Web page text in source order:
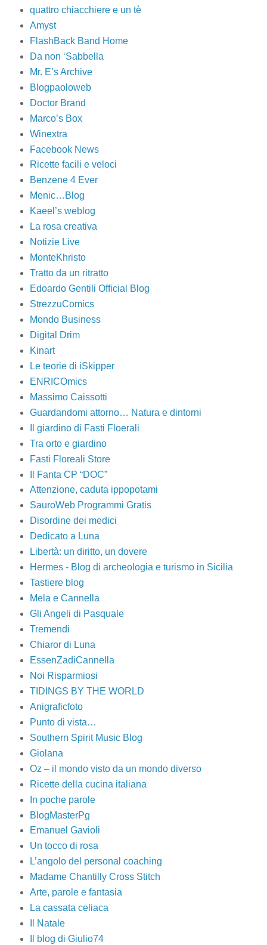
quattro chiacchiere e un tè
Amyst
FlashBack Band Home
Da non ‘Sabbella
Mr. E’s Archive
Blogpaoloweb
Doctor Brand
Marco’s Box
Winextra
Facebook News
Ricette facili e veloci
Benzene 4 Ever
Menic…Blog
Kaeel’s weblog
La rosa creativa
Notizie Live
MonteKhristo
Tratto da un ritratto
Edoardo Gentili Official Blog
StrezzuComics
Mondo Business
Digital Drim
Kinart
Le teorie di iSkipper
ENRICOmics
Massimo Caissotti
Guardandomi attorno… Natura e dintorni
Il giardino di Fasti Floerali
Tra orto e giardino
Fasti Floreali Store
Il Fanta CP “DOC”
Attenzione, caduta ippopotami
SauroWeb Programmi Gratis
Disordine dei medici
Dedicato a Luna
Libertà: un diritto, un dovere
Hermes - Blog di archeologia e turismo in Sicilia
Tastiere blog
Mela e Cannella
Gli Angeli di Pasquale
Tremendi
Chiaror di Luna
EssenZadiCannella
Noi Risparmiosi
TIDINGS BY THE WORLD
Anigraficfoto
Punto di vista…
Southern Spirit Music Blog
Giolana
Oz – il mondo visto da un mondo diverso
Ricette della cucina italiana
In poche parole
BlogMasterPg
Emanuel Gavioli
Un tocco di rosa
L’angolo del personal coaching
Madame Chantilly Cross Stitch
Arte, parole e fantasia
La cassata celiaca
Il Natale
Il blog di Giulio74